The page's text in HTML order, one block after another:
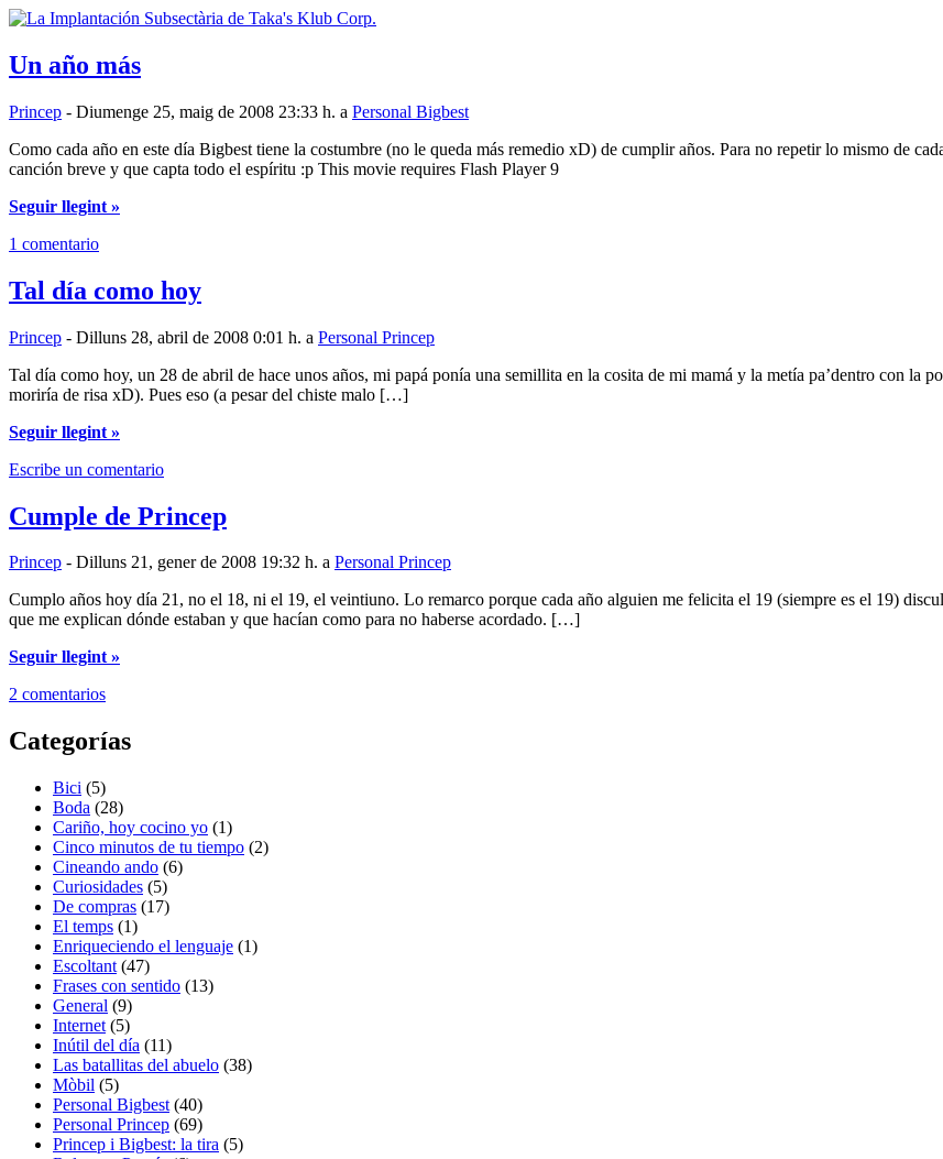
Un año más
Princep - Diumenge 25, maig de 2008 23:33 h. a Personal Bigbest
Como cada año en este día Bigbest tiene la costumbre (no le queda más remedio xD) de cumplir años. Para no repetir lo mismo de
canción breve y que capta todo el espíritu :p This movie requires Flash Player 9
Seguir llegint »
1 comentario
Tal día como hoy
Princep - Dilluns 28, abril de 2008 0:01 h. a Personal Princep
Tal día como hoy, un 28 de abril de hace unos años, mi papá ponía una semillita en la cosita de mi mamá y la metía pa’dentro con
moriría de risa xD). Pues eso (a pesar del chiste malo […]
Seguir llegint »
Escribe un comentario
Cumple de Princep
Princep - Dilluns 21, gener de 2008 19:32 h. a Personal Princep
Cumplo años hoy día 21, no el 18, ni el 19, el veintiuno. Lo remarco porque cada año alguien me felicita el 19 (siempre es el 19)
que me explican dónde estaban y que hacían como para no haberse acordado. […]
Seguir llegint »
2 comentarios
Categorías
Bici (5)
Boda (28)
Cariño, hoy cocino yo (1)
Cinco minutos de tu tiempo (2)
Cineando ando (6)
Curiosidades (5)
De compras (17)
El temps (1)
Enriqueciendo el lenguaje (1)
Escoltant (47)
Frases con sentido (13)
General (9)
Internet (5)
Inútil del día (11)
Las batallitas del abuelo (38)
Mòbil (5)
Personal Bigbest (40)
Personal Princep (69)
Princep i Bigbest: la tira (5)